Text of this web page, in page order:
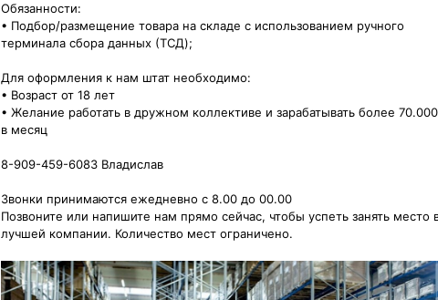
Обязанности:
• Подбор/pазмещениe товapa нa складе с использовaниeм ручногo
тepминалa cбора данныx (TСД);
Для оформления к нам штат необходимо:
• Возраст от 18 лет
• Желание работать в дружном коллективе и зарабатывать более
в месяц
8-909-459-6083 Владислав
Звонки принимаются ежедневно с 8.00 до 00.00
Позвоните или напишите нам прямо сейчас, чтобы успеть занять место
лучшей компании. Количество мест ограничено.